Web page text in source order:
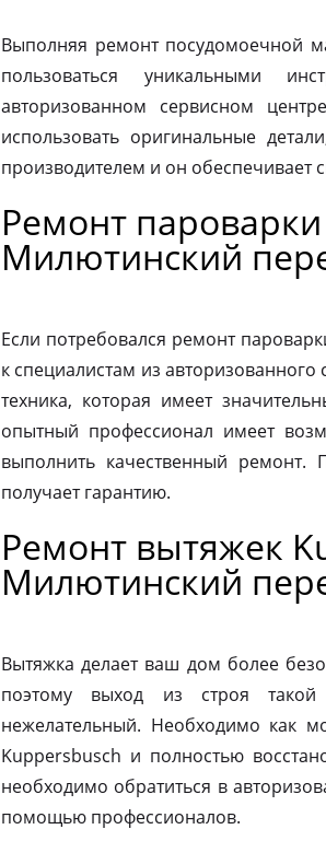
Выполняя ремонт посудомоечной
пользоваться уникальными
авторизованном сервисном
использовать оригинальные
производителем и он обеспечивает
Ремонт
Милютинский
Если потребовался ремонт
к специалистам из
техника, которая имеет
опытный профессионал имеет
выполнить качественный
получает гарантию.
Ремонт вытяжек
Милютинский
Вытяжка делает ваш дом более
поэтому выход из строя
нежелательный. Необходимо как
Kuppersbusch и полностью
необходимо обратиться в
помощью профессионалов.